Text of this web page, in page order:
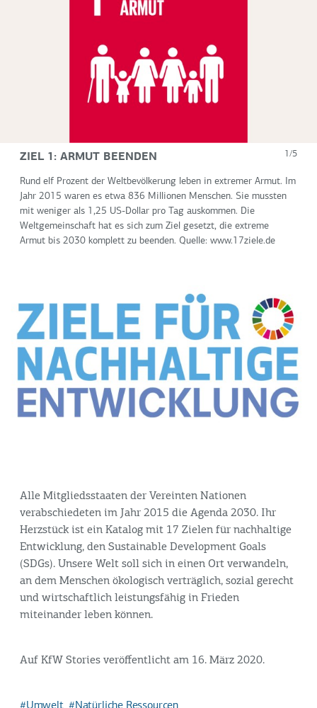
ZIEL 1: ARMUT BEENDEN 1/5
Rund elf Prozent der Weltbevölkerung leben in extremer Armut. Im
Jahr 2015 waren es etwa 836 Millionen Menschen. Sie mussten
mit weniger als 1,25 US-Dollar pro Tag auskommen. Die
Weltgemeinschaft hat es sich zum Ziel gesetzt, die extreme
Armut bis 2030 komplett zu beenden. Quelle: www.17ziele.de
Alle Mitgliedsstaaten der Vereinten Nationen
verabschiedeten im Jahr 2015 die Agenda 2030. Ihr
Herzstück ist ein Katalog mit 17 Zielen für nachhaltige
Entwicklung, den Sustainable Development Goals
(SDGs). Unsere Welt soll sich in einen Ort verwandeln,
an dem Menschen ökologisch verträglich, sozial gerecht
und wirtschaftlich leistungsfähig in Frieden
miteinander leben können.
Auf KfW Stories veröffentlicht am 16. März 2020.